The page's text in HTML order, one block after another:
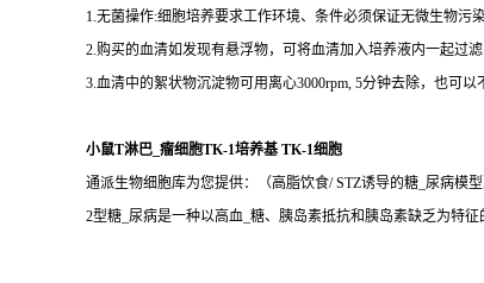
1.无菌操作:细胞培养要求工作环境、条件必须保证无微生物污
2.购买的血清如发现有悬浮物，可将血清加入培养液内一起过滤
3.血清中的絮状物沉淀物可用离心3000rpm, 5分钟去除，也可以
小鼠T淋巴_瘤细胞TK-1培养基 TK-1细胞
通派生物细胞库为您提供：（高脂饮食/ STZ诱导的糖_尿病模型
2型糖_尿病是一种以高血_糖、胰岛素抵抗和胰岛素缺乏为特